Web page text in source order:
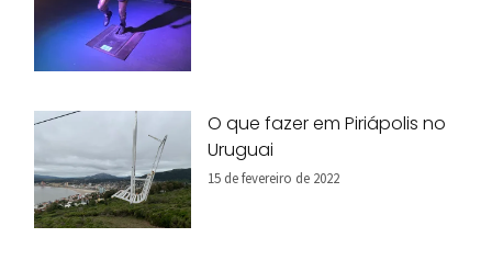
O que fazer em Piriápolis no
Uruguai
15 de fevereiro de 2022